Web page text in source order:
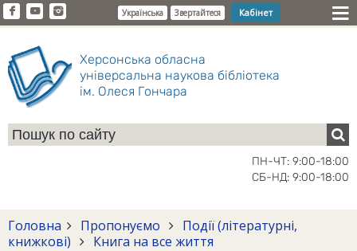
Українська Звертайтеся Кабінет
Херсонська обласна
універсальна наукова бібліотека
ім. Олеся Гончара
ПН-ЧТ: 9:00-18:00
СБ-НД: 9:00-18:00
Головна Пропонуємо
Події (літературні,
книжкові)
Книга на все життя